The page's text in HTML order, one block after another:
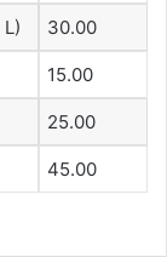
L) 30.00
15.00
25.00
45.00